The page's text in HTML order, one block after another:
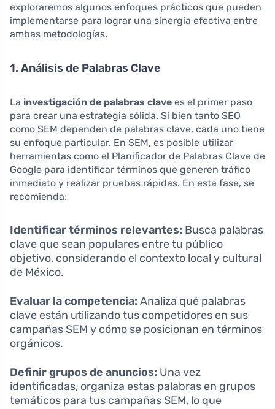
exploraremos algunos enfoques prácticos que pueden
implementarse para lograr una sinergia efectiva entre
ambas metodologías.
1. Análisis de Palabras Clave
La investigación de palabras clave es el primer paso
para crear una estrategia sólida. Si bien tanto SEO
como SEM dependen de palabras clave, cada uno tiene
su enfoque particular. En SEM, es posible utilizar
herramientas como el Planificador de Palabras Clave de
Google para identificar términos que generen tráfico
inmediato y realizar pruebas rápidas. En esta fase, se
recomienda:
Identificar términos relevantes: Busca palabras
clave que sean populares entre tu público
objetivo, considerando el contexto local y cultural
de México.
Evaluar la competencia: Analiza qué palabras
clave están utilizando tus competidores en sus
campañas SEM y cómo se posicionan en términos
orgánicos.
Definir grupos de anuncios: Una vez
identificadas, organiza estas palabras en grupos
temáticos para tus campañas SEM, lo que